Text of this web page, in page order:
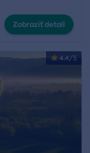
Zobraziť detail
4.4/5